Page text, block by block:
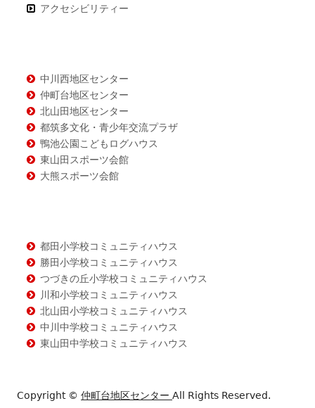
テ
アクセシビリティー
中川西地区センター
仲町台地区センター
北山田地区センター
都筑多文化・青少年交流プラザ
鴨池公園こどもログハウス
東山田スポーツ会館
大熊スポーツ会館
都田小学校コミュニティハウス
勝田小学校コミュニティハウス
つづきの丘小学校コミュニティハウス
川和小学校コミュニティハウス
北山田小学校コミュニティハウス
中川中学校コミュニティハウス
東山田中学校コミュニティハウス
Copyright © 仲町台地区センター All Rights Reserved.